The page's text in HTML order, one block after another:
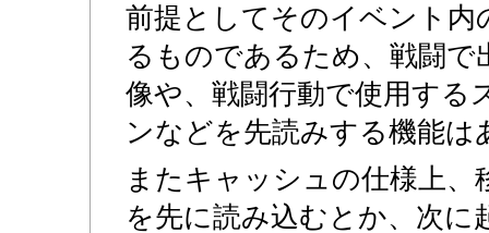
前提としてそのイベント内
るものであるため、戦闘で
像や、戦闘行動で使用する
ンなどを先読みする機能は
またキャッシュの仕様上
を先に読み込むとか、次に